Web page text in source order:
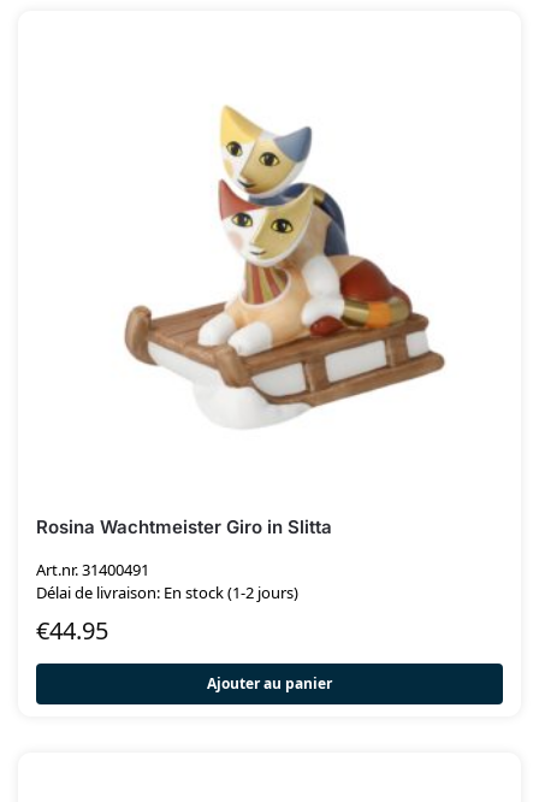
Rosina Wachtmeister Giro in Slitta
Art.nr. 31400491
Délai de livraison: En stock (1-2 jours)
€44.95
Ajouter au panier